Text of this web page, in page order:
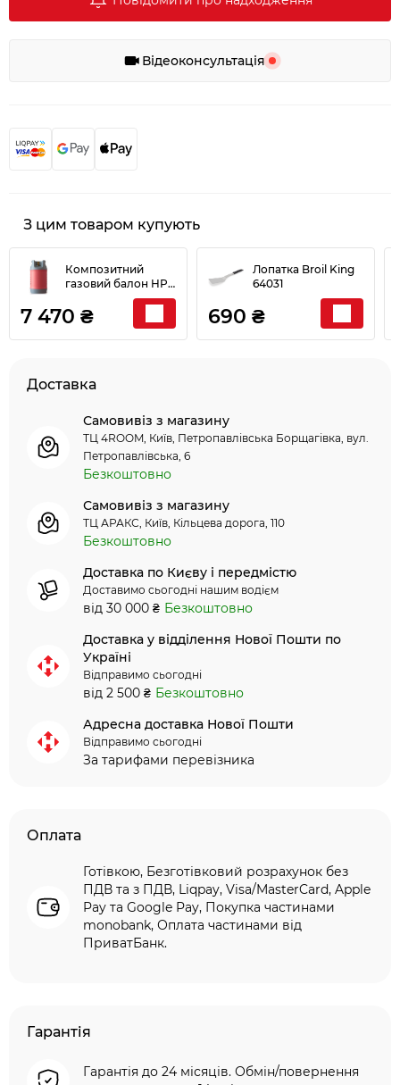
Відеоконсультація
З цим товаром купують
Композитний
газовий балон HPC
Research 24,5 л під
укр. редуктор 9247
7 470 ₴
Лопатка Broil King
64031
690 ₴
Доставка
Самовивіз з магазину
ТЦ 4ROOM, Київ, Петропавлівська Борщагівка, вул.
Петропавлівська, 6
Безкоштовно
Самовивіз з магазину
ТЦ АРАКС, Київ, Кільцева дорога, 110
Безкоштовно
Доставка по Києву і передмістю
Доставимо сьогодні нашим водієм
від 30 000 ₴ Безкоштовно
Доставка у відділення Нової Пошти по
Україні
Відправимо сьогодні
від 2 500 ₴ Безкоштовно
Адресна доставка Нової Пошти
Відправимо сьогодні
За тарифами перевізника
Оплата
Готівкою, Безготівковий розрахунок без
ПДВ та з ПДВ, Liqpay, Visa/MasterCard, Apple
Pay та Google Pay, Покупка частинами
monobank, Оплата частинами від
ПриватБанк.
Гарантія
Гарантія до 24 місяців. Обмін/повернення